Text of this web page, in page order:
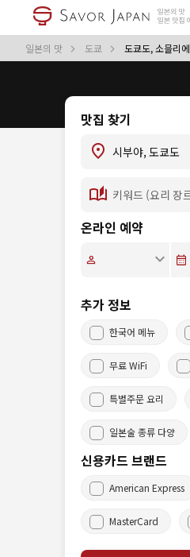
일본의 맛 도쿄 도쿄도, 소믈리에
맛집 찾기
온라인 예약
추가 정보
한국어 메뉴
무료 WiFi
특별주문 요리
일본술 종류 다양
신용카드 브랜드
American Express
MasterCard